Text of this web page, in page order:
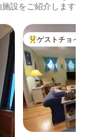
設をご紹介します
大好評のゲスト
ゲストチョイス